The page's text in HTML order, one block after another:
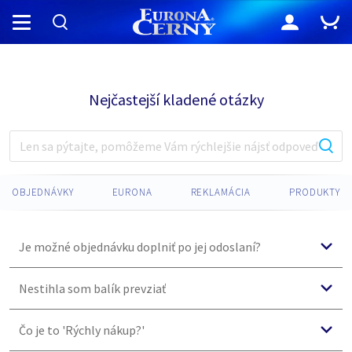
Nejčastejší kladené otázky
OBJEDNÁVKY EURONA REKLAMÁCIA PRODUKTY
Je možné objednávku doplniť po jej odoslaní?
Bohužiaľ nie. Po odoslaní sa objednávka automaticky
objednávku upraviť. Pokiaľ chcete objednať ďalšie
výrobky, zadajte, prosím, novú objednávku.
Nestihla som balík prevziať
Pokiaľ ste si balíček nestihli prevziať, či ste premeškali
Čo je to 'Rýchly nákup?'